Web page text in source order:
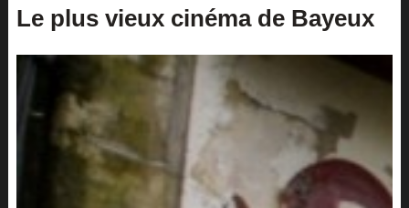
Le plus vieux cinéma de Bayeux